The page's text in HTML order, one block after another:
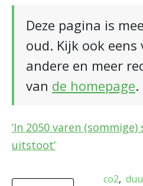
Deze pagina is
oud. Kijk ook
andere en meer
van de homepage.
‘In 2050 varen
uitstoot’
co2